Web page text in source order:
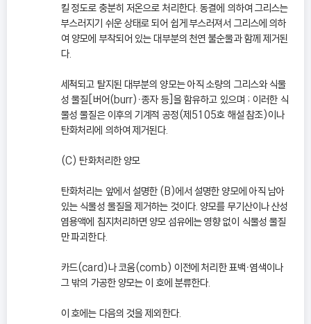
킬 정도로 충분히 저온으로 처리한다. 동결에 의하여 그리스는
부스러지기 쉬운 상태로 되어 쉽게 부스러져서 그리스에 의하
여 양모에 부착되어 있는 대부분의 천연 불순물과 함께 제거된
다.
세척되고 탈지된 대부분의 양모는 아직 소량의 그리스와 식물
성 물질[버어(burr)ㆍ종자 등]을 함유하고 있으며 ; 이러한 식
물성 물질은 이후의 기계적 공정(제5105호 해설 참조)이나
탄화처리에 의하여 제거된다.
(C) 탄화처리한 양모
탄화처리는 앞에서 설명한 (B)에서 설명한 양모에 아직 남아
있는 식물성 물질을 제거하는 것이다. 양모를 무기산이나 산성
염용액에 침지처리하면 양모 섬유에는 영향 없이 식물성 물질
만 파괴한다.
카드(card)나 코움(comb) 이전에 처리한 표백ㆍ염색이나
그 밖의 가공한 양모는 이 호에 분류한다.
이 호에는 다음의 것을 제외한다.